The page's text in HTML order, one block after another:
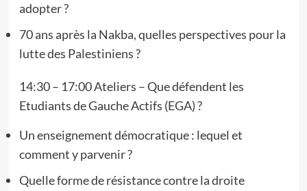
adopter ?
70 ans après la Nakba, quelles perspectives pour la
lutte des Palestiniens ?
14:30 – 17:00 Ateliers – Que défendent les
Etudiants de Gauche Actifs (EGA) ?
Un enseignement démocratique : lequel et
comment y parvenir ?
Quelle forme de résistance contre la droite